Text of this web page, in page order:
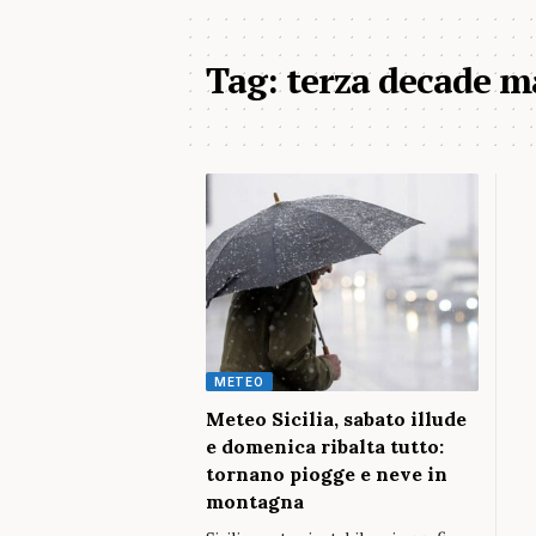
Tag:terza decade
METEO
Meteo Sicilia, sabato illude
e domenica ribalta tutto:
tornano piogge e neve in
montagna